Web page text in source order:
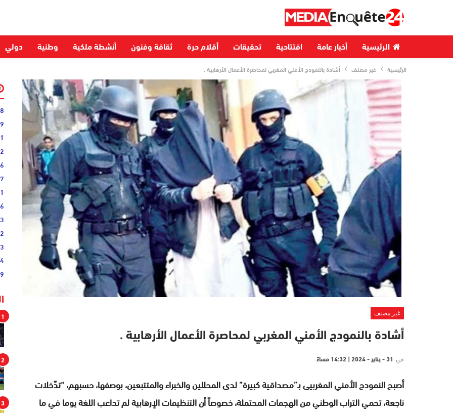
الرئيسية أخبار عامة افتتاحية تحقيقات أقلام حرة ثقافة وفنون أنشطة ملكية وطنية دولي
الرئيسية غير مصنف أشادة بالنمودج الأمني المغربي لمحاصرة الأعمال الأرهابية .
غير مصنف
أشادة بالنمودج الأمني المغربي لمحاصرة الأعمال الأرهابية .
في 31 - يناير - 2024 | 14:32 مساءً
أصبح النمودج الأمني المغربيى بـ”مصداقية كبيرة” لدى المحللين والخبراء والمتتبعين، بوصفها، حسبهم، “تدّخلات
ناجعة، تحمي التراب الوطني من الهجمات المحتملة، خصوصاً أن التنظيمات الإرهابية لم تداعب اللغة يوما في ما
1
2
3